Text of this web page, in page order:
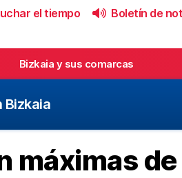
el tiempo Boletín de
Bizkaia y sus comarcas
Bizkaia
máximas